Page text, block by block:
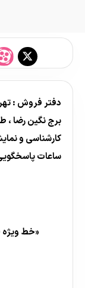
دفتر فروش :
برج نگین رضا ، طبقه 16 شمالی،
کارشناسی و
ساعات پاسخگویی : 9:30 الی
«خط